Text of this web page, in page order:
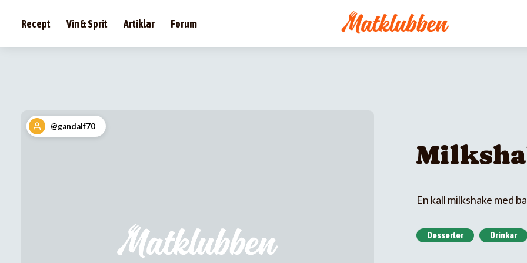
Recept Vin & Sprit Artiklar Forum
@gandalf70
En kall milkshake med
Desserter Drinkar